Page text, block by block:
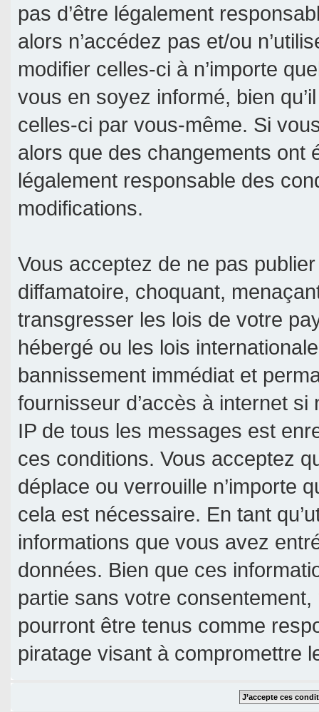
pas d’être légalement
alors n’accédez pas et/ou
modifier celles-ci à n’importe
vous en soyez informé, bien
celles-ci par vous-même. Si
alors que des changements ont
légalement responsable des
modifications.
Vous acceptez de ne pas
diffamatoire, choquant,
transgresser les lois de votre
hébergé ou les lois
bannissement immédiat et
fournisseur d’accès à internet
IP de tous les messages est
ces conditions. Vous acceptez
déplace ou verrouille n’importe
cela est nécessaire. En tant
informations que vous avez
données. Bien que ces
partie sans votre consentement,
pourront être tenus comme
piratage visant à compromettre